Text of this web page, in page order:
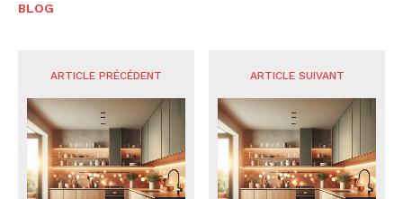
BLOG
ARTICLE PRÉCÉDENT ARTICLE SUIVANT